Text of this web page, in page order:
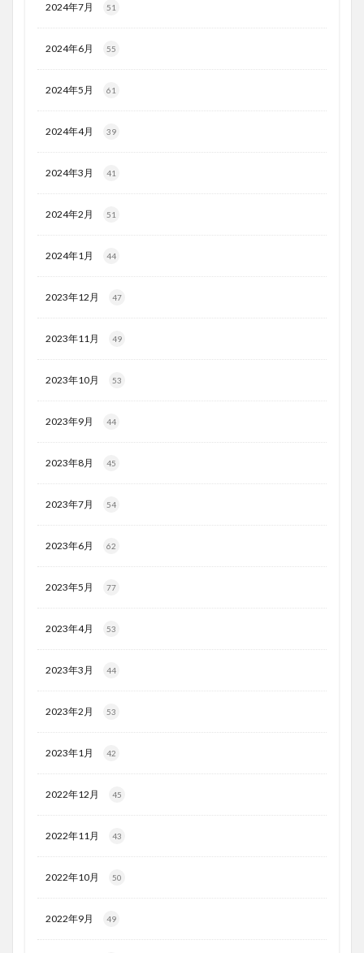
2024年7月 51
2024年6月 55
2024年5月 61
2024年4月 39
2024年3月 41
2024年2月 51
2024年1月 44
2023年12月 47
2023年11月 49
2023年10月 53
2023年9月 44
2023年8月 45
2023年7月 54
2023年6月 62
2023年5月 77
2023年4月 53
2023年3月 44
2023年2月 53
2023年1月 42
2022年12月 45
2022年11月 43
2022年10月 50
2022年9月 49